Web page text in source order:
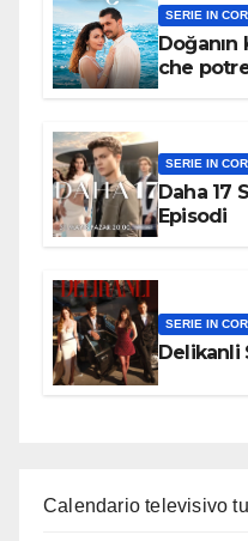
SERIE IN
Doğanın
che
SERIE IN
Daha 17
Episodi
SERIE IN
Delikanli
Calendario televisivo